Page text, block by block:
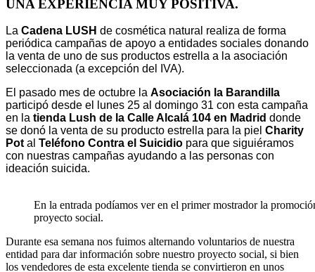
UNA EXPERIENCIA MUY POSITIVA.
La Cadena LUSH de cosmética natural realiza de forma
periódica campañas de apoyo a entidades sociales donando
la venta de uno de sus productos estrella a la asociación
seleccionada (a excepción del IVA).
El pasado mes de octubre la Asociación la Barandilla
participó desde el lunes 25 al domingo 31 con esta campaña
en la tienda Lush de la Calle Alcalá 104 en Madrid donde
se donó la venta de su producto estrella para la piel Charity
Pot al Teléfono Contra el Suicidio para que siguiéramos
con nuestras campañas ayudando a las personas con
ideación suicida.
En la entrada podíamos ver en el primer mostrador la
proyecto social.
Durante esa semana nos fuimos alternando voluntarios de nuestra
entidad para dar información sobre nuestro proyecto social, si bien
los vendedores de esta excelente tienda se convirtieron en unos